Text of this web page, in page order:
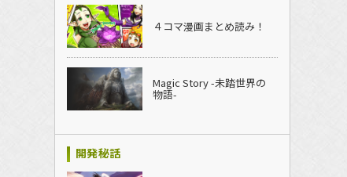
４コマ漫画まとめ読み！
Magic Story -未踏世界の
物語-
開発秘話